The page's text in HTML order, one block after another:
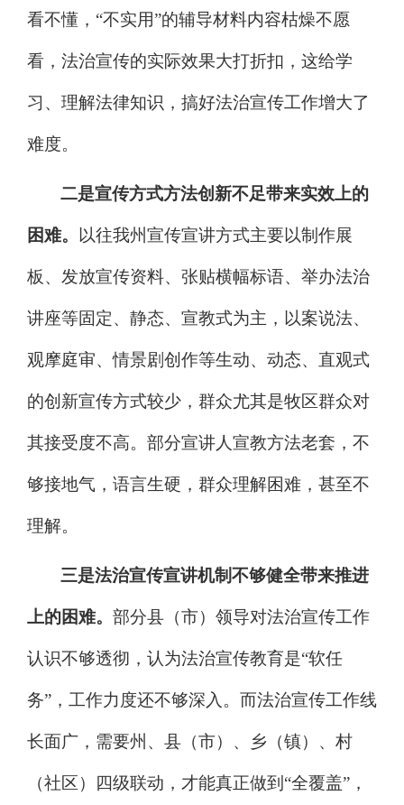
看不懂， “不实用”的辅导材料内容枯燥不愿
看，法治宣传的实际效果大打折扣，这给学
习、理解法律知识，搞好法治宣传工作增大了
难度。
二是宣传方式方法创新不足带来实效上的
困难。 以往我州宣传宣讲方式主要以制作展
板、发放宣传资料、张贴横幅标语、举办法治
讲座等固定、静态、宣教式为主，以案说法、
观摩庭审、情景剧创作等生动、动态、直观式
的创新宣传方式较少，群众尤其是牧区群众对
其接受度不高。部分宣讲人宣教方法老套，不
够接地气，语言生硬，群众理解困难，甚至不
理解。
三是法治宣传宣讲机制不够健全带来推进
上的困难。 部分县（市）领导对法治宣传工作
认识不够透彻，认为法治宣传教育是“软任
务” ，工作力度还不够深入。而法治宣传工作线
长面广，需要州、县（市）、乡（镇）、村
（社区）四级联动，才能真正做到 “全覆盖” ，